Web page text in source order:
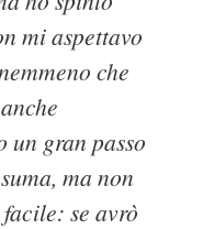
mi aspettavo
che
gran passo
ma non
se avrò